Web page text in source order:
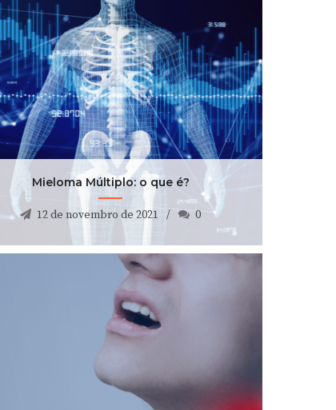
Mieloma Múltiplo: o que é?
12 de novembro de 2021 0
Mieloma Múltiplo: o que é?
12 de novembro de 2021 0